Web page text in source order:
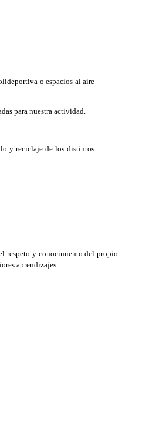
o espacios al aire
para nuestra actividad.
y reciclaje de los distintos
respeto y conocimiento del propio
aprendizajes.